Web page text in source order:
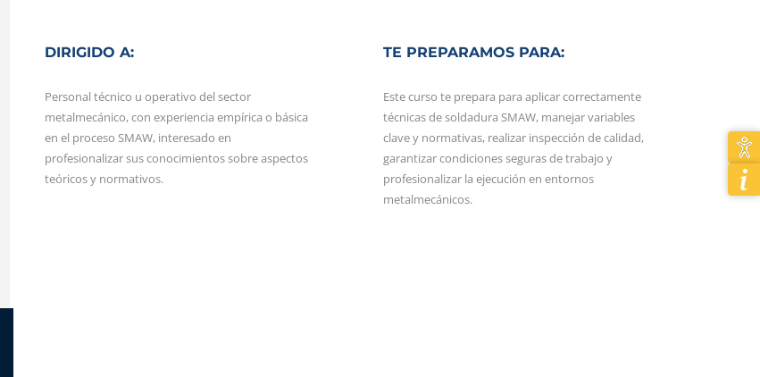
DIRIGIDO A:
Personal técnico u operativo del sector
metalmecánico, con experiencia empírica o básica
en el proceso SMAW, interesado en
profesionalizar sus conocimientos sobre aspectos
teóricos y normativos.
TE PREPARAMOS PARA:
Este curso te prepara para aplicar correctamente
técnicas de soldadura SMAW, manejar variables
clave y normativas, realizar inspección de calidad,
garantizar condiciones seguras de trabajo y
profesionalizar la ejecución en entornos
metalmecánicos.